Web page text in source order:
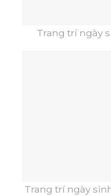
Trang trí ngày
Trang trí ngày